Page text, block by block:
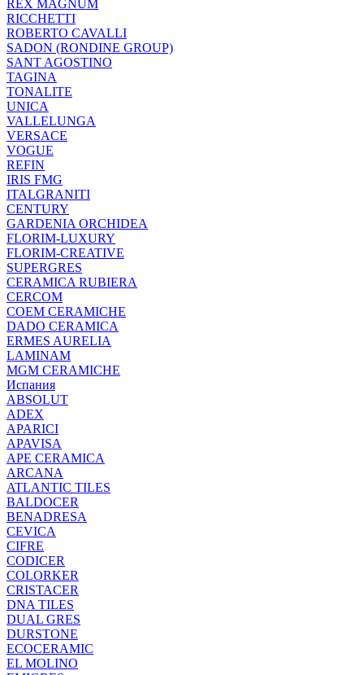
REX MAGNUM
RICCHETTI
ROBERTO CAVALLI
SADON (RONDINE GROUP)
SANT AGOSTINO
TAGINA
TONALITE
UNICA
VALLELUNGA
VERSACE
VOGUE
REFIN
IRIS FMG
ITALGRANITI
CENTURY
GARDENIA ORCHIDEA
FLORIM-LUXURY
FLORIM-CREATIVE
SUPERGRES
CERAMICA RUBIERA
CERCOM
COEM CERAMICHE
DADO CERAMICA
ERMES AURELIA
LAMINAM
MGM CERAMICHE
Испания
ABSOLUT
ADEX
APARICI
APAVISA
APE CERAMICA
ARCANA
ATLANTIC TILES
BALDOCER
BENADRESA
CEVICA
CIFRE
CODICER
COLORKER
CRISTACER
DNA TILES
DUAL GRES
DURSTONE
ECOCERAMIC
EL MOLINO